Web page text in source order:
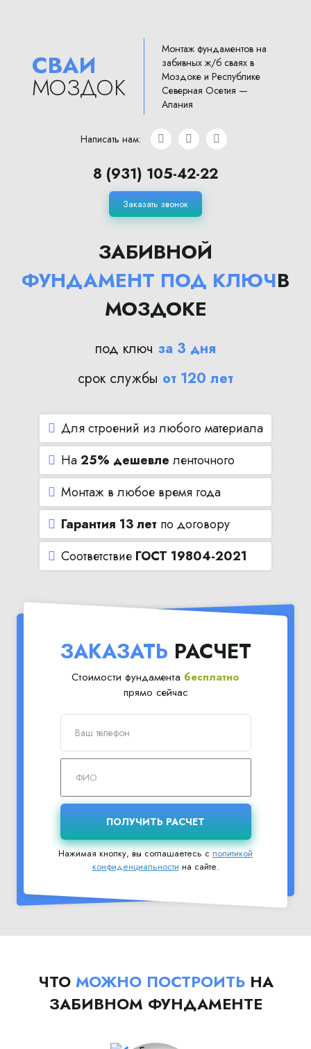
СВАИ
МОЗДОК
Монтаж фундаментов на
забивных ж/б сваях в
Моздоке и Республике
Северная Осетия —
Алания
Написать нам:
8 (931) 105-42-22
Заказать звонок
ЗАБИВНОЙ
ФУНДАМЕНТ ПОД КЛЮЧВ
МОЗДОКЕ
под ключ за 3 дня
срок службы от 120 лет
Для строений из любого материала
На25% дешевле ленточного
Монтаж в любое время года
Гарантия 13 лет по договору
Соответствие ГОСТ 19804-2021
ЗАКАЗАТЬ РАСЧЕТ
Стоимости фундамента бесплатно
прямо сейчас
Нажимая кнопку, вы соглашаетесь сполитикой
конфиденциальности на сайте.
ЧТО МОЖНО ПОСТРОИТЬНА
ЗАБИВНОМ ФУНДАМЕНТЕ